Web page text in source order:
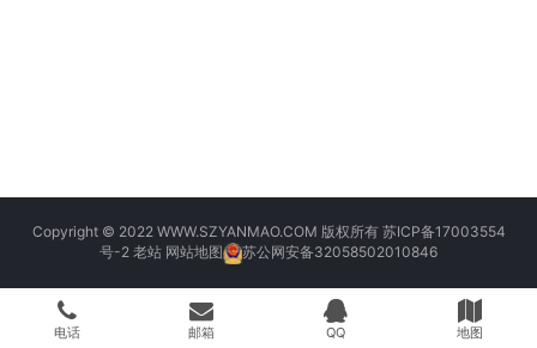
Copyright © 2022 WWW.SZYANMAO.COM 版权所有 苏ICP备17003554
号-2 老站 网站地图 苏公网安备32058502010846
电话 邮箱 QQ 地图